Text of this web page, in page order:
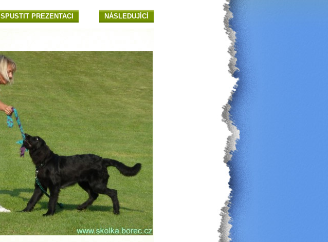
SPUSTIT PREZENTACI NÁSLEDUJÍCÍ